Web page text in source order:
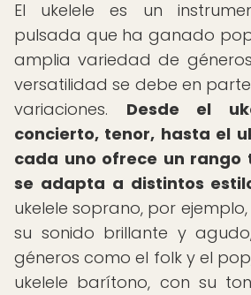
El ukelele es un
pulsada que ha ganado
amplia variedad de
versatilidad se debe en
variaciones. Desde el
concierto, tenor, hasta el
cada uno ofrece un rango
se adapta a distintos
ukelele soprano, por
su sonido brillante y
géneros como el folk y el
ukelele barítono, con su